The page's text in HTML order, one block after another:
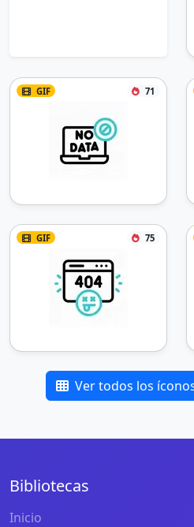
GIF 71
GIF 75
Ver todos los
Bibliotecas
Inicio